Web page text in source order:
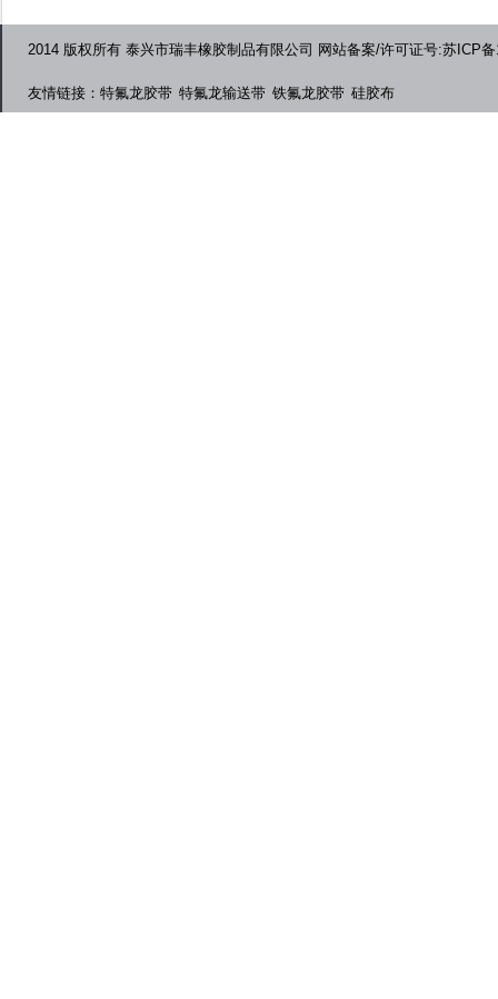
2014 版权所有 泰兴市瑞丰橡胶制品有限公司 网站备案/许可证号:苏ICP
友情链接： 特氟龙胶带 特氟龙输送带 铁氟龙胶带 硅胶布